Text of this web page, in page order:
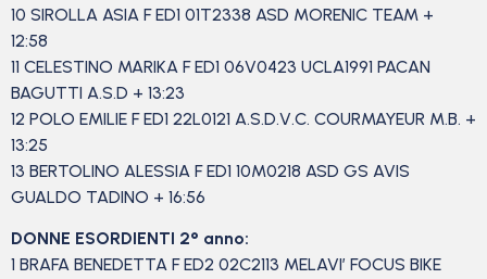
10 SIROLLA ASIA F ED1 01T2338 ASD MORENIC TEAM +
12:58
11 CELESTINO MARIKA F ED1 06V0423 UCLA1991 PACAN
BAGUTTI A.S.D + 13:23
12 POLO EMILIE F ED1 22L0121 A.S.D.V.C. COURMAYEUR M.B. +
13:25
13 BERTOLINO ALESSIA F ED1 10M0218 ASD GS AVIS
GUALDO TADINO + 16:56
DONNE ESORDIENTI 2° anno:
1 BRAFA BENEDETTA F ED2 02C2113 MELAVI’ FOCUS BIKE